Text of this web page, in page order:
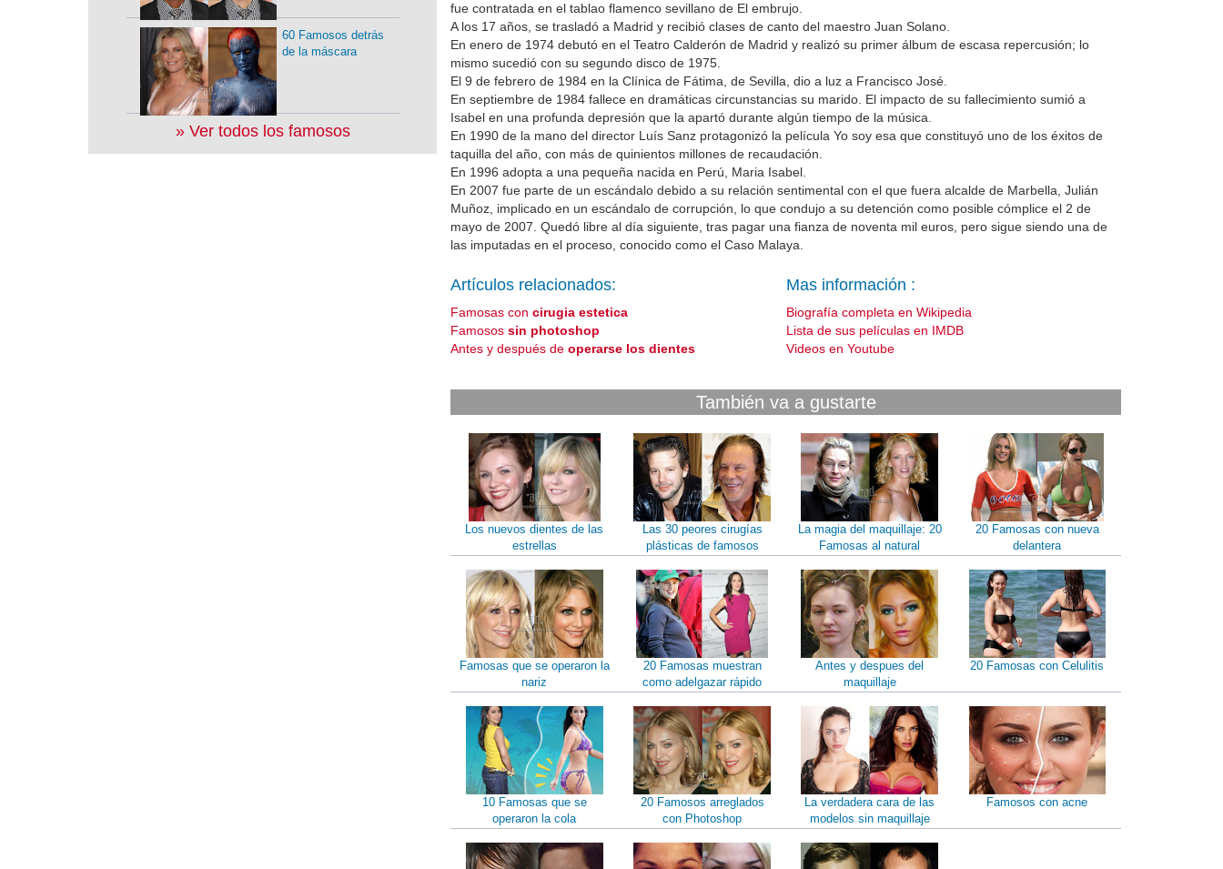
fue contratada en el tablao flamenco sevillano de El embrujo.
A los 17 años, se trasladó a Madrid y recibió clases de canto del maestro Juan Solano.
En enero de 1974 debutó en el Teatro Calderón de Madrid y realizó su primer álbum de escasa repercusión; lo
mismo sucedió con su segundo disco de 1975.
El 9 de febrero de 1984 en la Clínica de Fátima, de Sevilla, dio a luz a Francisco José.
En septiembre de 1984 fallece en dramáticas circunstancias su marido. El impacto de su fallecimiento sumió a
Isabel en una profunda depresión que la apartó durante algún tiempo de la música.
En 1990 de la mano del director Luís Sanz protagonizó la película Yo soy esa que constituyó uno de los éxitos de
taquilla del año, con más de quinientos millones de recaudación.
En 1996 adopta a una pequeña nacida en Perú, Maria Isabel.
En 2007 fue parte de un escándalo debido a su relación sentimental con el que fuera alcalde de Marbella, Julián
Muñoz, implicado en un escándalo de corrupción, lo que condujo a su detención como posible cómplice el 2 de
mayo de 2007. Quedó libre al día siguiente, tras pagar una fianza de noventa mil euros, pero sigue siendo una de
las imputadas en el proceso, conocido como el Caso Malaya.
Artículos relacionados:
Famosas concirugia estetica
Famosossin photoshop
Antes y después deoperarse los dientes
Mas información :
Biografía completa en Wikipedia
Lista de sus películas en IMDB
Videos en Youtube
También va a gustarte
Los nuevos dientes de las
estrellas
Las 30 peores cirugías
plásticas de famosos
La magia del maquillaje: 20
Famosas al natural
20 Famosas con nueva
delantera
Famosas que se operaron la
nariz
20 Famosas muestran
como adelgazar rápido
Antes y despues del
maquillaje
20 Famosas con Celulitis
10 Famosas que se
operaron la cola
20 Famosos arreglados
con Photoshop
La verdadera cara de las
modelos sin maquillaje
Famosos con acne
60 Famosos detrás
de la máscara
» Ver todos los famosos